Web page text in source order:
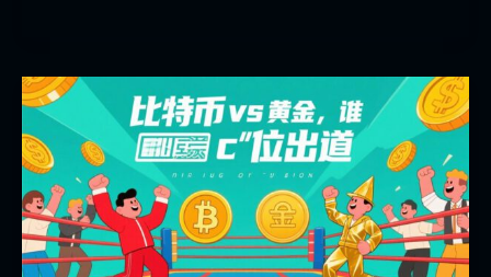
比
特
币
vs
黄
金，
谁
c